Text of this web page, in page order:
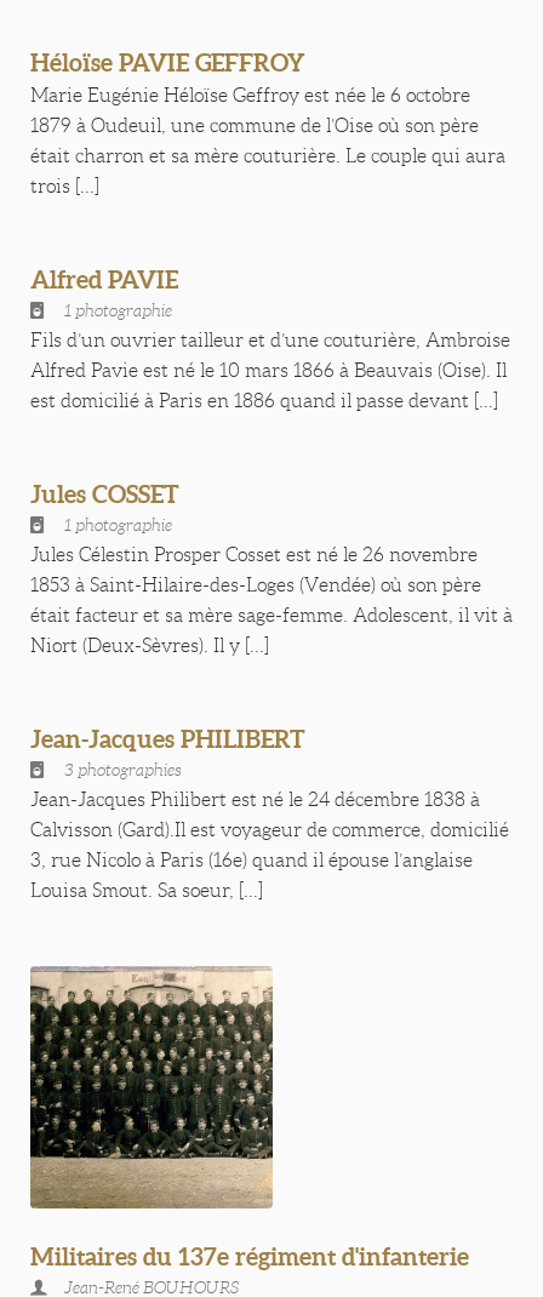
Héloïse PAVIE GEFFROY
Marie Eugénie Héloïse Geffroy est née le 6 octobre
1879 à Oudeuil, une commune de l’Oise où son père
était charron et sa mère couturière. Le couple qui aura
trois [...]
Alfred PAVIE
1 photographie
Fils d’un ouvrier tailleur et d’une couturière, Ambroise
Alfred Pavie est né le 10 mars 1866 à Beauvais (Oise). Il
est domicilié à Paris en 1886 quand il passe devant [...]
Jules COSSET
1 photographie
Jules Célestin Prosper Cosset est né le 26 novembre
1853 à Saint-Hilaire-des-Loges (Vendée) où son père
était facteur et sa mère sage-femme. Adolescent, il vit à
Niort (Deux-Sèvres). Il y [...]
Jean-Jacques PHILIBERT
3 photographies
Jean-Jacques Philibert est né le 24 décembre 1838 à
Calvisson (Gard).Il est voyageur de commerce, domicilié
3, rue Nicolo à Paris (16e) quand il épouse l’anglaise
Louisa Smout. Sa soeur, [...]
Militaires du 137e régiment d'infanterie
Jean-René BOUHOURS